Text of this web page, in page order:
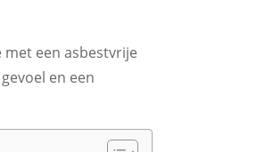
een asbestvrije
en een